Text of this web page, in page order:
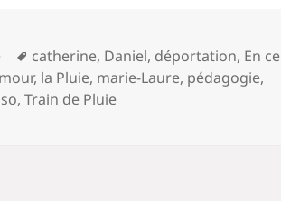
Mots-
clés
catherine, Daniel, déportation, En ce
, la Pluie, marie-Laure, pédagogie,
,Train de Pluie